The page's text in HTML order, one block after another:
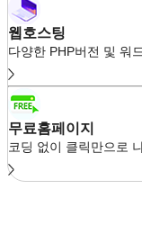
웹호스팅
다양한 PHP버전 및 워
무료홈페이지
코딩 없이 클릭만으로